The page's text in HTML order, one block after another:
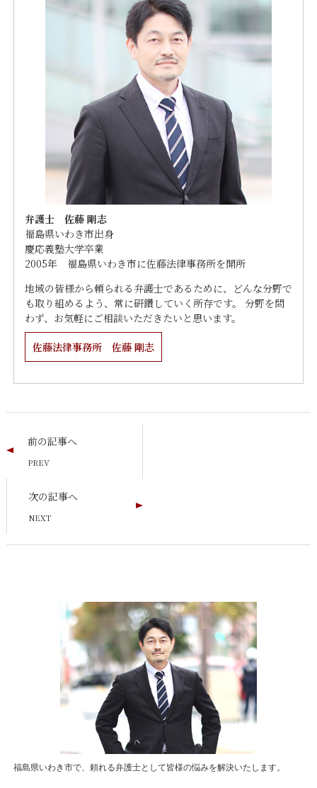
福島県いわき市で、頼れる弁護士として皆様の悩みを解決いたします。
弁護士 佐藤 剛志
福島県いわき市出身
慶応義塾大学卒業
2005年 福島県いわき市に佐藤法律事務所を開所
地域の皆様から頼られる弁護士であるために、どんな分野で
も取り組めるよう、常に研鑽していく所存です。 分野を問
わず、お気軽にご相談いただきたいと思います。
佐藤法律事務所 佐藤 剛志
前の記事へ
次の記事へ